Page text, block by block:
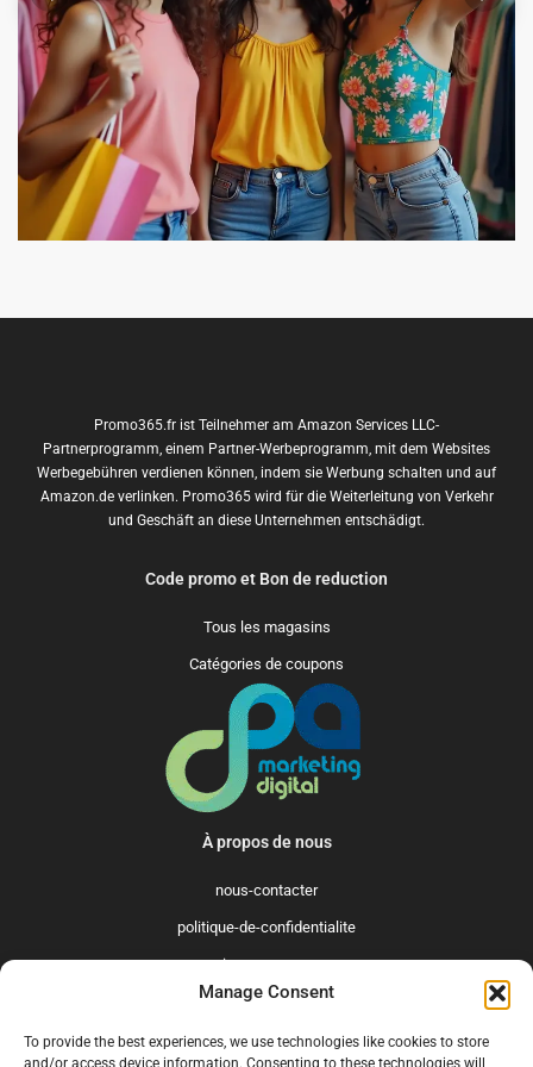
Manage Consent
To provide the best experiences, we use technologies like cookies to store
and/or access device information. Consenting to these technologies will
Promo365.fr ist Teilnehmer am Amazon Services LLC-
Partnerprogramm, einem Partner-Werbeprogramm, mit dem Websites
Werbegebühren verdienen können, indem sie Werbung schalten und auf
Amazon.de verlinken. Promo365 wird für die Weiterleitung von Verkehr
und Geschäft an diese Unternehmen entschädigt.
Code promo et Bon de reduction
Tous les magasins
Catégories de coupons
À propos de nous
nous-contacter
politique-de-confidentialite
qui-sommes-nous
US GB FR IT ES NL AU BR CA